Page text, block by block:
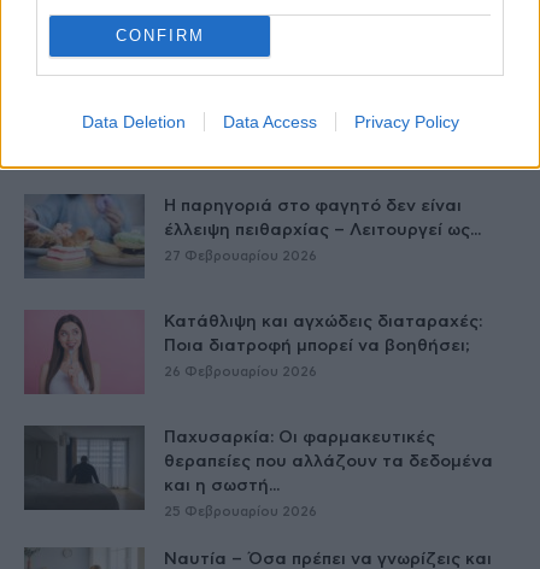
CONFIRM
Data Deletion Data Access Privacy Policy
μετά...
27 Φεβρουαρίου 2026
αφαιρείται; 8 ερωτήσεις και απαντήσεις
Η παρηγοριά στο φαγητό δεν είναι
έλλειψη πειθαρχίας – Λειτουργεί ως...
27 Φεβρουαρίου 2026
Κατάθλιψη και αγχώδεις διαταραχές:
Ποια διατροφή μπορεί να βοηθήσει;
26 Φεβρουαρίου 2026
Παχυσαρκία: Οι φαρμακευτικές
θεραπείες που αλλάζουν τα δεδομένα
και η σωστή...
25 Φεβρουαρίου 2026
Ναυτία – Όσα πρέπει να γνωρίζεις και